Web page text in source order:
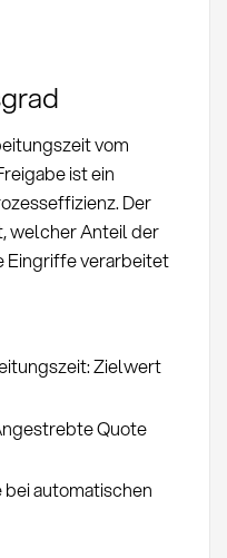
vom
ist ein
Der
welcher Anteil der
Eingriffe verarbeitet
Zielwert
Quote
automatischen